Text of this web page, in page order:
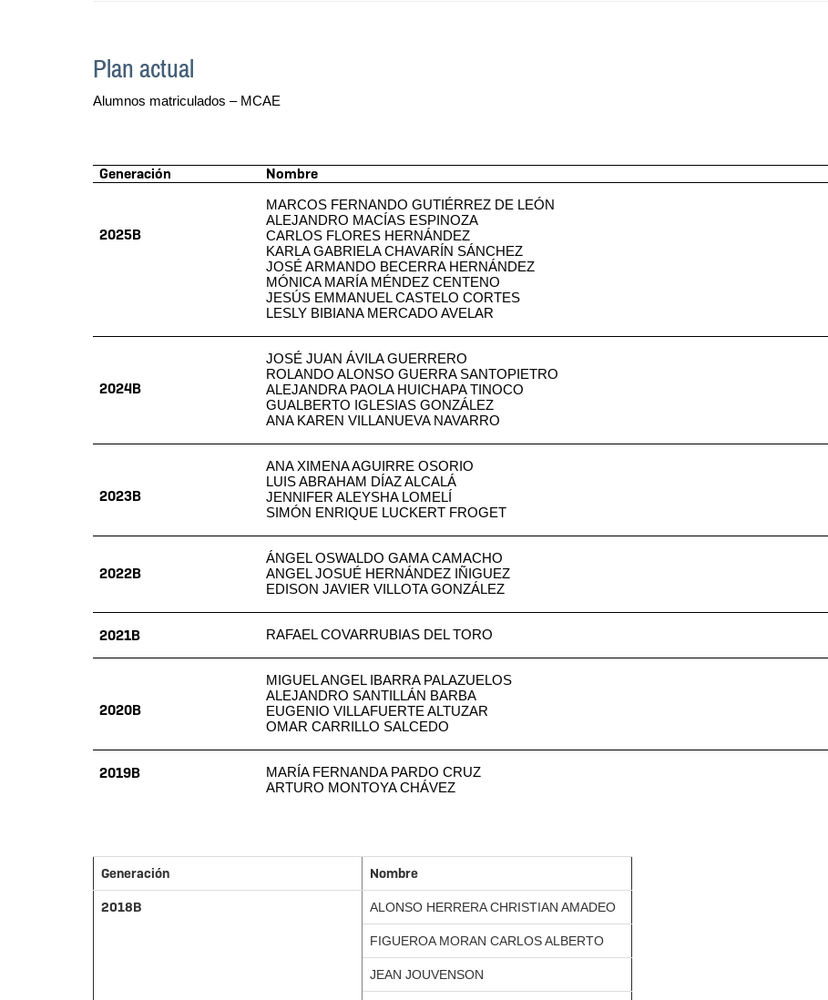
Plan actual
Alumnos matriculados – MCAE
Generación Nombre
2025B
MARCOS FERNANDO GUTIÉRREZ DE LEÓN
ALEJANDRO MACÍAS ESPINOZA
CARLOS FLORES HERNÁNDEZ
KARLA GABRIELA CHAVARÍN SÁNCHEZ
JOSÉ ARMANDO BECERRA HERNÁNDEZ
MÓNICA MARÍA MÉNDEZ CENTENO
JESÚS EMMANUEL CASTELO CORTES
LESLY BIBIANA MERCADO AVELAR
2024B
JOSÉ JUAN ÁVILA GUERRERO
ROLANDO ALONSO GUERRA SANTOPIETRO
ALEJANDRA PAOLA HUICHAPA TINOCO
GUALBERTO IGLESIAS GONZÁLEZ
ANA KAREN VILLANUEVA NAVARRO
2023B
ANA XIMENA AGUIRRE OSORIO
LUIS ABRAHAM DÍAZ ALCALÁ
JENNIFER ALEYSHA LOMELÍ
SIMÓN ENRIQUE LUCKERT FROGET
2022B
ÁNGEL OSWALDO GAMA CAMACHO
ANGEL JOSUÉ HERNÁNDEZ IÑIGUEZ
EDISON JAVIER VILLOTA GONZÁLEZ
2021B RAFAEL COVARRUBIAS DEL TORO
2020B
MIGUEL ANGEL IBARRA PALAZUELOS
ALEJANDRO SANTILLÁN BARBA
EUGENIO VILLAFUERTE ALTUZAR
OMAR CARRILLO SALCEDO
2019B
MARÍA FERNANDA PARDO CRUZ
ARTURO MONTOYA CHÁVEZ
Generación Nombre
2018B ALONSO HERRERA CHRISTIAN AMADEO
FIGUEROA MORAN CARLOS ALBERTO
JEAN JOUVENSON